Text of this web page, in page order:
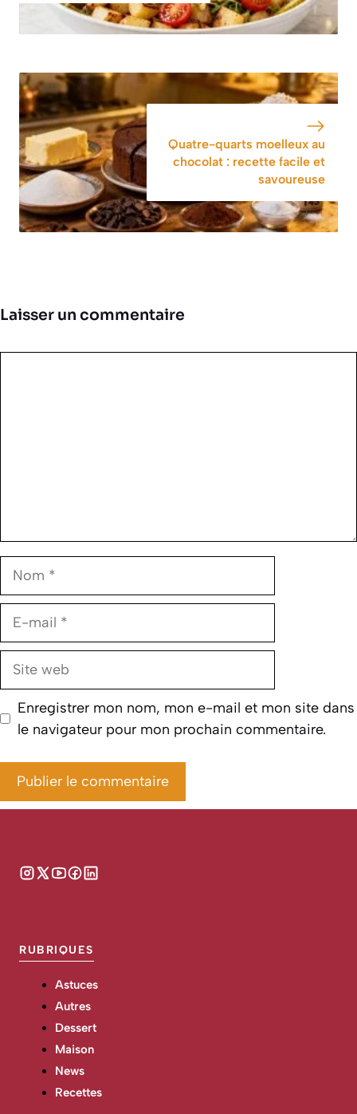
Quatre-quarts moelleux au
chocolat : recette facile et
savoureuse
Laisser un commentaire
Nom
E-
Site
Enregistrer mon nom, mon e-mail et mon site dans
le navigateur pour mon prochain commentaire.
RUBRIQUES
Astuces
Autres
Dessert
Maison
News
Recettes